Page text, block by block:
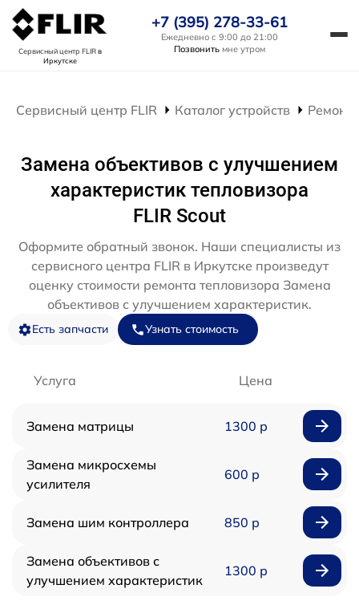
Сервисный центр FLIRв
Иркутске
+7 (395) 278-33-61
Ежедневно с 9:00 до 21:00
Позвонить мне утром
Сервисный центр FLIR Каталог устройств Ремонт
Замена объективов с улучшением
характеристик тепловизора
FLIR Scout
Оформите обратный звонок. Наши специалисты из
сервисного центра FLIR в Иркутске произведут
оценку стоимости ремонта тепловизора Замена
объективов с улучшением характеристик.
Есть запчасти Узнать стоимость
Услуга Цена
Замена матрицы 1300 р
Замена микросхемы
усилителя
600 р
Замена шим контроллера 850 р
Замена объективов с
улучшением характеристик
1300 р